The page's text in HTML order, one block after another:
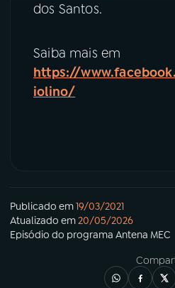
dos Santos.
Saiba mais em
https://
iolino/
Publicado em19/03/2021
Atualizado em20/05/2026
Episódio do programa Antena MEC